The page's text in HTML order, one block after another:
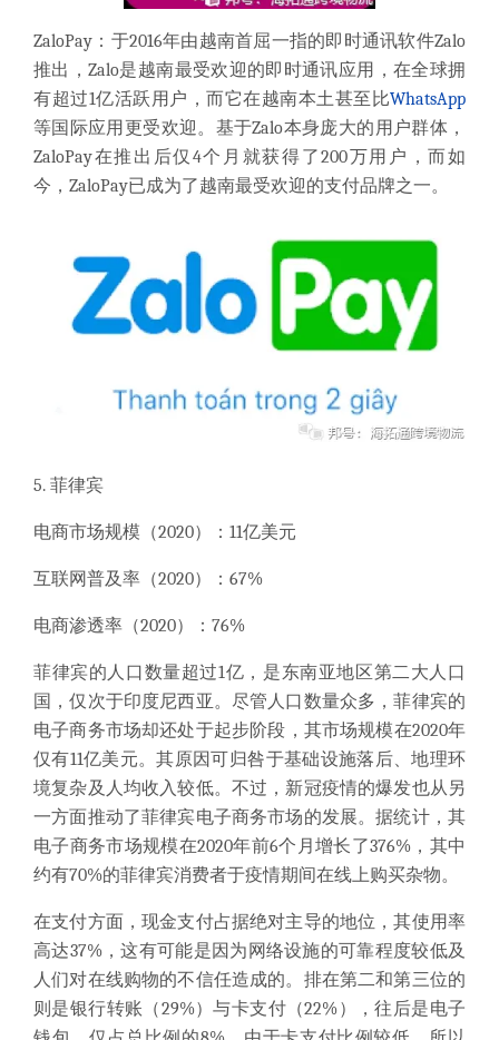
ZaloPay：于2016年由越南首屈一指的即时通讯软件Zalo
推出，Zalo是越南最受欢迎的即时通讯应用，在全球拥
有超过1亿活跃用户，而它在越南本土甚至比WhatsApp
等国际应用更受欢迎。基于Zalo本身庞大的用户群体，
ZaloPay在推出后仅4个月就获得了200万用户，而如
今，ZaloPay已成为了越南最受欢迎的支付品牌之一。
5. 菲律宾
电商市场规模（2020）：11亿美元
互联网普及率（2020）：67%
电商渗透率（2020）：76%
菲律宾的人口数量超过1亿，是东南亚地区第二大人口
国，仅次于印度尼西亚。尽管人口数量众多，菲律宾的
电子商务市场却还处于起步阶段，其市场规模在2020年
仅有11亿美元。其原因可归咎于基础设施落后、地理环
境复杂及人均收入较低。不过，新冠疫情的爆发也从另
一方面推动了菲律宾电子商务市场的发展。据统计，其
电子商务市场规模在2020年前6个月增长了376%，其中
约有70%的菲律宾消费者于疫情期间在线上购买杂物。
在支付方面，现金支付占据绝对主导的地位，其使用率
高达37%，这有可能是因为网络设施的可靠程度较低及
人们对在线购物的不信任造成的。排在第二和第三位的
则是银行转账（29%）与卡支付（22%），往后是电子